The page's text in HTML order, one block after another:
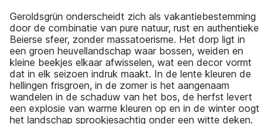
Geroldsgrün onderscheidt zich als vakantiebestemming
door de combinatie van pure natuur, rust en authentieke
Beierse sfeer, zonder massatoerisme. Het dorp ligt in
een groen heuvellandschap waar bossen, weiden en
kleine beekjes elkaar afwisselen, wat een decor vormt
dat in elk seizoen indruk maakt. In de lente kleuren de
hellingen frisgroen, in de zomer is het aangenaam
wandelen in de schaduw van het bos, de herfst levert
een explosie van warme kleuren op en in de winter oogt
het landschap sprookjesachtig onder een witte deken.